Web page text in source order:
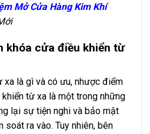
Mở Cửa Hàng Kim Khí
khóa cửa điều khiển từ
xa là gì và có ưu, nhược điểm
từ xa là một trong những
lại sự tiện nghi và bảo mật
ra vào. Tuy nhiên, bên